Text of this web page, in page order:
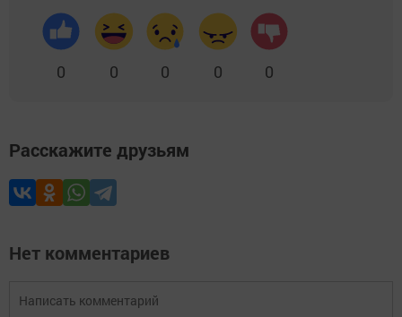
0 0 0 0 0
Расскажите друзьям
Нет комментариев